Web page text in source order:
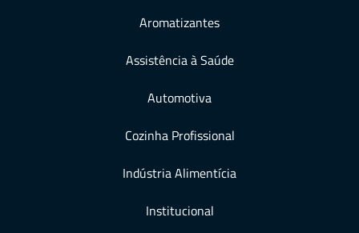
Aromatizantes
Assistência à Saúde
Automotiva
Cozinha Profissional
Indústria Alimentícia
Institucional